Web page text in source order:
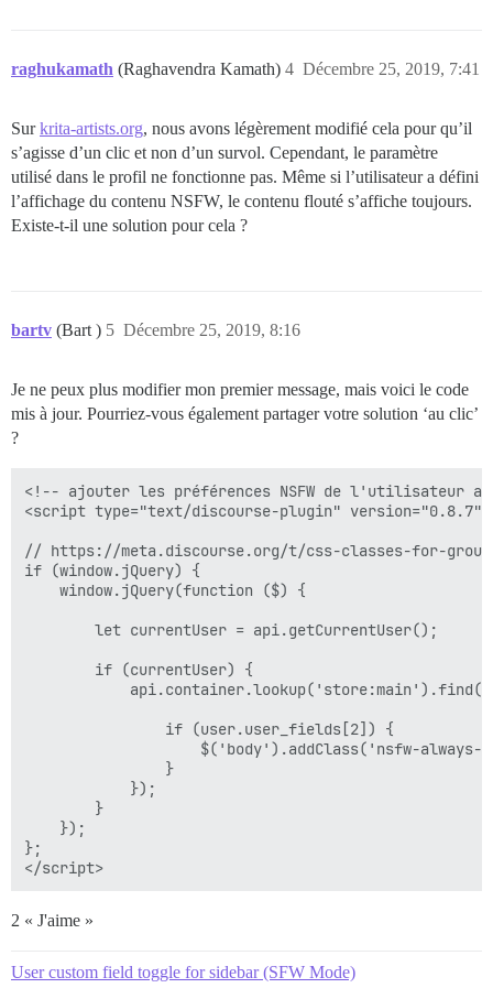
raghukamath (Raghavendra Kamath) Décembre 25, 2019, 7:41
4
Surkrita-artists.org, nous avons légèrement modifié cela pour qu’il
s’agisse d’un clic et non d’un survol. Cependant, le paramètre
utilisé dans le profil ne fonctionne pas. Même si l’utilisateur a défini
l’affichage du contenu NSFW, le contenu flouté s’affiche toujours.
Existe-t-il une solution pour cela ?
bartv (Bart ) Décembre 25, 2019, 8:16
5
Je ne peux plus modifier mon premier message, mais voici le code
mis à jour. Pourriez-vous également partager votre solution ‘au clic’
?
<!-- ajouter les préférences NSFW de l'utilisateur
<script type="text/discourse-plugin" version="0.8.7">
// https://meta.discourse.org/t/css-classes-for-group-
if (window.jQuery) {
    window.jQuery(function ($) {
        let currentUser = api.getCurrentUser();
        if (currentUser) {
                if (user.user_fields[2]) {
$('body').addClass('nsfw-always-
                }
            });
        }
    });
};
2 « J'aime »
User custom field toggle for sidebar (SFW Mode)